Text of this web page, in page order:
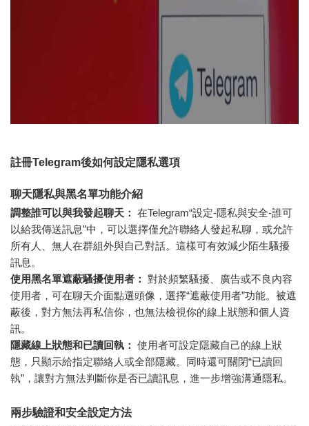
註冊Telegram後如何設定隱私選項
聊天隱私與黑名單功能介紹
調整誰可以與我發起聊天： 在Telegram“設定-隱私與安全-誰可
以給我傳送訊息”中，可以選擇僅允許聯絡人發起私聊，或允許
所有人、無人在群組外與自己對話。這樣可有效減少陌生騷擾
訊息。
使用黑名單遮蔽騷擾使用者： 對於頻繁騷擾、廣告或不良內容
使用者，可在聊天介面點選頭像，選擇“遮蔽使用者”功能。被遮
蔽後，對方無法再私信你，也無法檢視你的線上狀態和個人資
訊。
隱藏線上狀態和已讀回執： 使用者可設定隱藏自己的線上狀
態，只顯示給指定聯絡人或全部隱藏。同時還可關閉“已讀回
執”，讓對方無法判斷你是否已讀訊息，進一步增強溝通隱私。
兩步驗證和安全設定方法